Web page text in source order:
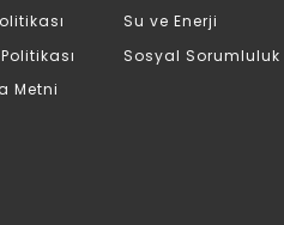
Metni
Su ve Enerji
Sosyal Sorumluluk